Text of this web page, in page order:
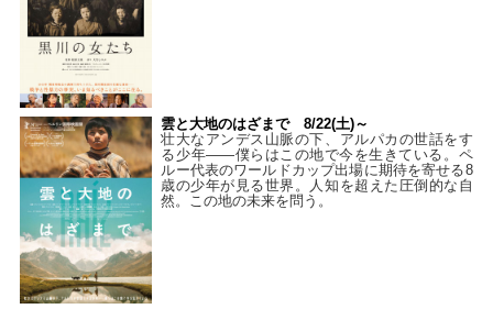
雲と大地のはざまで 8/22(土)～
壮大なアンデス山脈の下、アルパカの世話をす
る少年――僕らはこの地で今を生きている。ペ
ルー代表のワールドカップ出場に期待を寄せる8
歳の少年が見る世界。人知を超えた圧倒的な自
然。この地の未来を問う。